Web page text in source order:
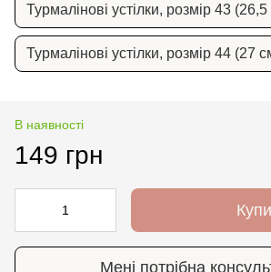
Турмалінові устілки, розмір 43
Турмалінові устілки, розмір 44 (27
В наявності
149 грн
Мені потрібна